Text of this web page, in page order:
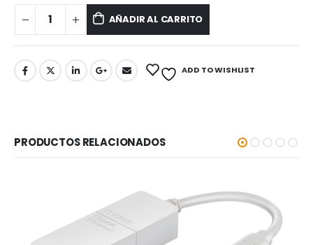
AÑADIR AL CARRITO
ADD TO WISHLIST
PRODUCTOS RELACIONADOS